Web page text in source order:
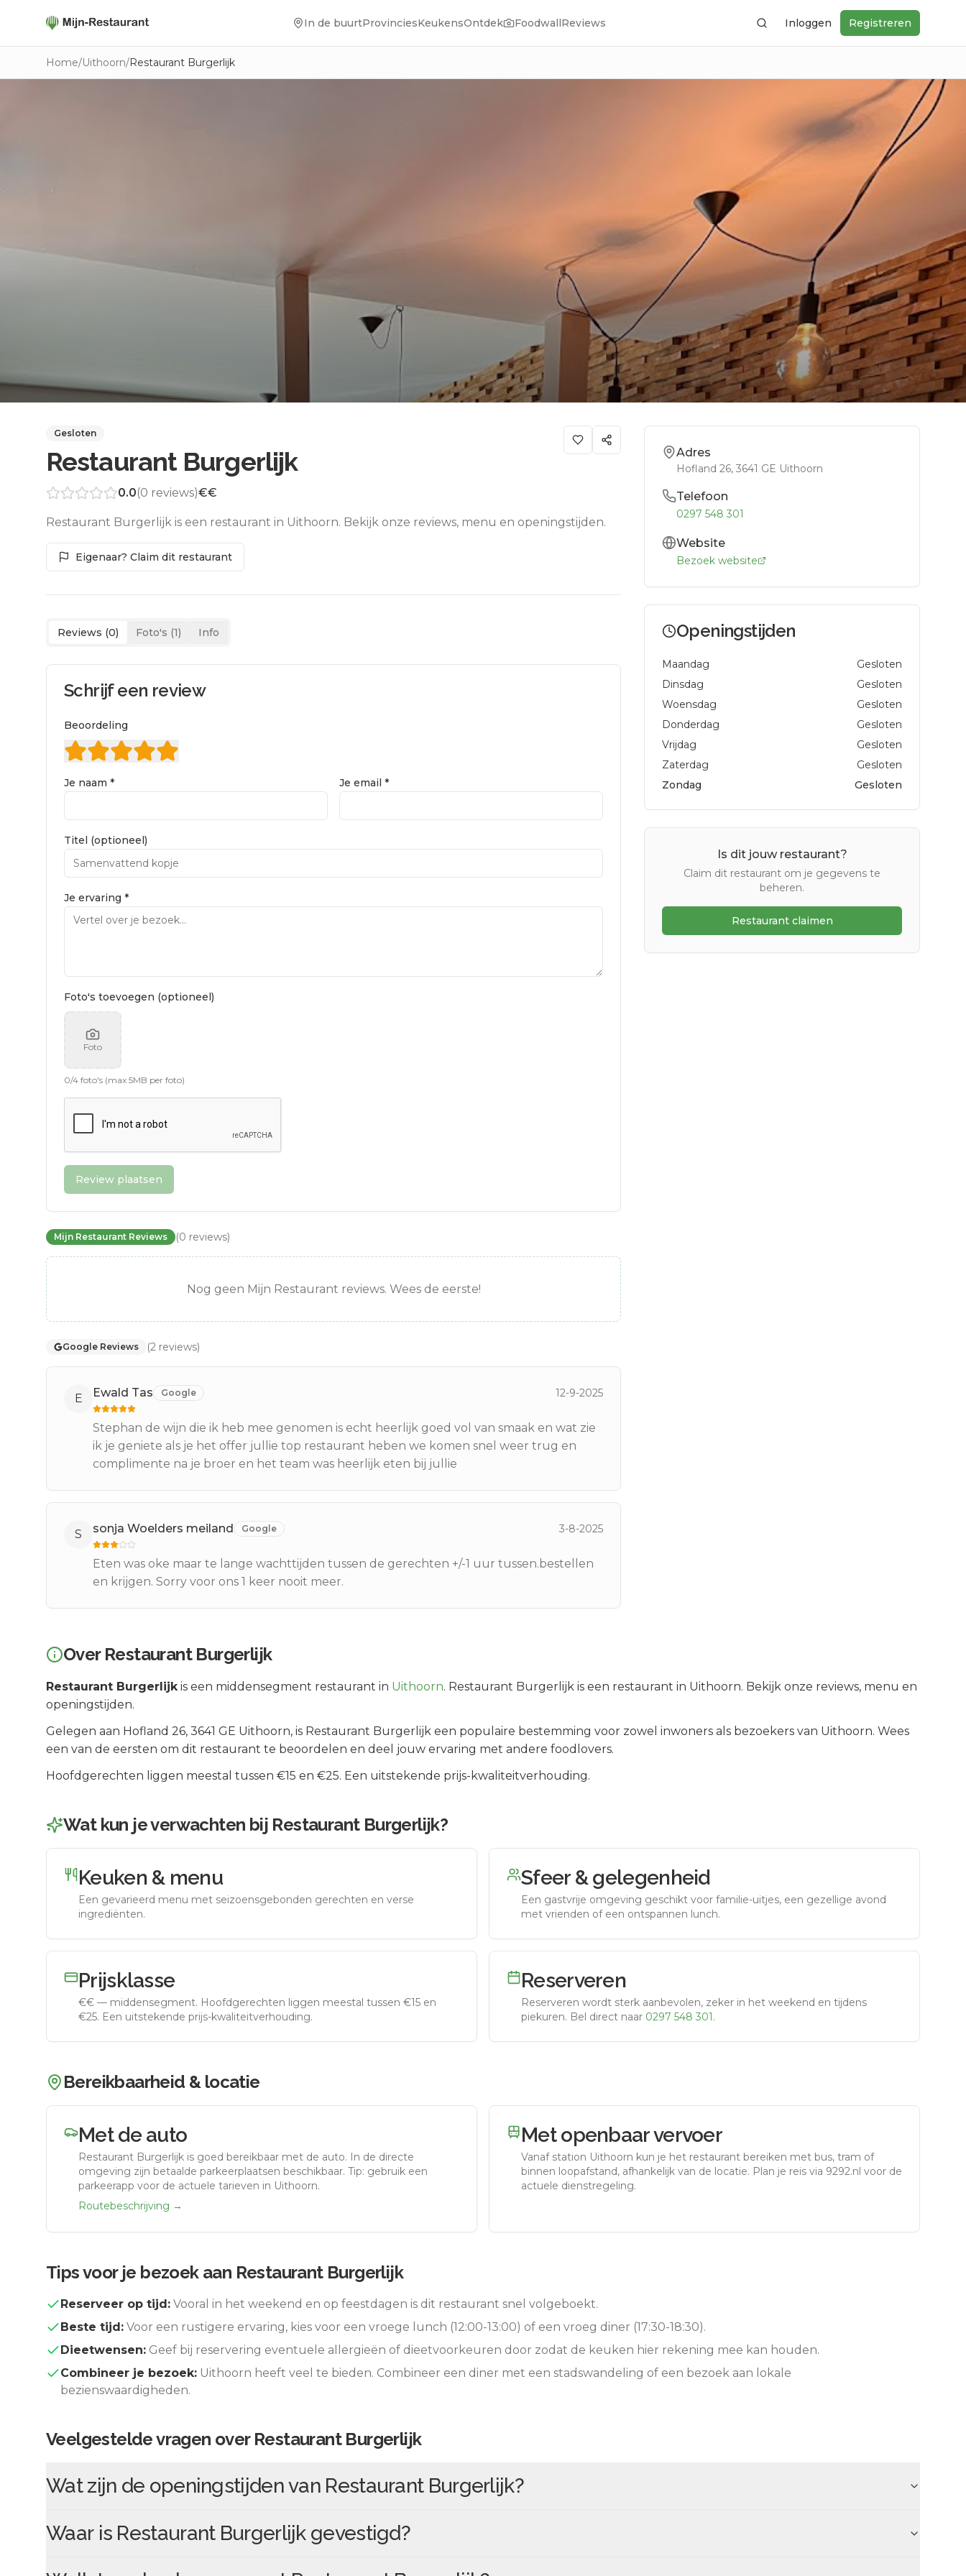
In de buurtProvinciesKeukensOntdek FoodwallReviews ZoekenInloggen Registreren
Home/Uithoorn/Restaurant Burgerlijk
Gesloten
Restaurant Burgerlijk
0.0(0 reviews)€€
Restaurant Burgerlijk is een restaurant in Uithoorn. Bekijk onze reviews, menu en openingstijden.
Eigenaar? Claim dit restaurant
Reviews (0) Foto's (1) Info
Schrijf een review
Beoordeling
Je naam * Je email *
Titel (optioneel)
Je ervaring *
Foto's toevoegen (optioneel)
Foto
0/4 foto's (max 5MB per foto)
Review plaatsen
Mijn Restaurant Reviews (0 reviews)
Nog geen Mijn Restaurant reviews. Wees de eerste!
Google Reviews (2 reviews)
E Ewald Tas Google 12-9-2025
Stephan de wijn die ik heb mee genomen is echt heerlijk goed vol van smaak en wat zie
ik je geniete als je het offer jullie top restaurant heben we komen snel weer trug en
complimente na je broer en het team was heerlijk eten bij jullie
S sonja Woelders meiland Google 3-8-2025
Eten was oke maar te lange wachttijden tussen de gerechten +/-1 uur tussen.bestellen
en krijgen. Sorry voor ons 1 keer nooit meer.
Adres
Hofland 26, 3641 GE Uithoorn
Telefoon
0297 548 301
Website
Bezoek website
Openingstijden
Maandag
Gesloten
Dinsdag
Gesloten
Woensdag
Gesloten
Donderdag
Gesloten
Vrijdag
Gesloten
Zaterdag
Gesloten
Zondag
Gesloten
Is dit jouw restaurant?
Claim dit restaurant om je gegevens te
beheren.
Restaurant claimen
Over Restaurant Burgerlijk
Restaurant Burgerlijkis een middensegment restaurant in Uithoorn. Restaurant Burgerlijk is een restaurant in Uithoorn. Bekijk onze reviews, menu en
openingstijden.
Gelegen aan Hofland 26, 3641 GE Uithoorn, is Restaurant Burgerlijk een populaire bestemming voor zowel inwoners als bezoekers van Uithoorn. Wees
een van de eersten om dit restaurant te beoordelen en deel jouw ervaring met andere foodlovers.
Hoofdgerechten liggen meestal tussen €15 en €25. Een uitstekende prijs-kwaliteitverhouding.
Wat kun je verwachten bij Restaurant Burgerlijk?
Keuken & menu
Een gevarieerd menu met seizoensgebonden gerechten en verse
ingrediënten.
Sfeer & gelegenheid
Een gastvrije omgeving geschikt voor familie-uitjes, een gezellige avond
met vrienden of een ontspannen lunch.
Prijsklasse
€€ — middensegment. Hoofdgerechten liggen meestal tussen €15 en
€25. Een uitstekende prijs-kwaliteitverhouding.
Reserveren
Reserveren wordt sterk aanbevolen, zeker in het weekend en tijdens
piekuren. Bel direct naar 0297 548 301.
Bereikbaarheid & locatie
Met de auto
Restaurant Burgerlijk is goed bereikbaar met de auto. In de directe
omgeving zijn betaalde parkeerplaatsen beschikbaar. Tip: gebruik een
parkeerapp voor de actuele tarieven in Uithoorn.
Routebeschrijving →
Met openbaar vervoer
Vanaf station Uithoorn kun je het restaurant bereiken met bus, tram of
binnen loopafstand, afhankelijk van de locatie. Plan je reis via 9292.nl voor de
actuele dienstregeling.
Tips voor je bezoek aan Restaurant Burgerlijk
Reserveer op tijd: Vooral in het weekend en op feestdagen is dit restaurant snel volgeboekt.
Beste tijd: Voor een rustigere ervaring, kies voor een vroege lunch (12:00-13:00) of een vroeg diner (17:30-18:30).
Dieetwensen: Geef bij reservering eventuele allergieën of dieetvoorkeuren door zodat de keuken hier rekening mee kan houden.
Combineer je bezoek: Uithoorn heeft veel te bieden. Combineer een diner met een stadswandeling of een bezoek aan lokale
bezienswaardigheden.
Veelgestelde vragen over Restaurant Burgerlijk
Wat zijn de openingstijden van Restaurant Burgerlijk?
Waar is Restaurant Burgerlijkgevestigd?